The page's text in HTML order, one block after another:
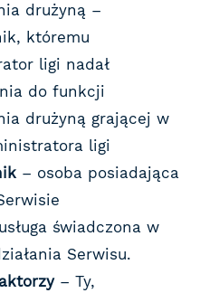
drużyną –
któremu
ligi nadał
do funkcji
drużyną grającej w
ligi
– osoba posiadająca
świadczona w
Serwisu.
– Ty,